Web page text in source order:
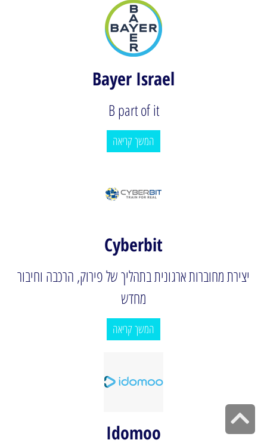
Bayer Israel
B part of it
המשך קריאה
Cyberbit
יצירת מחוברות ארגונית בתהליך של פירוק, הרכבה וחיבור
מחדש
המשך קריאה
Idomoo
גלילה לראש העמוד